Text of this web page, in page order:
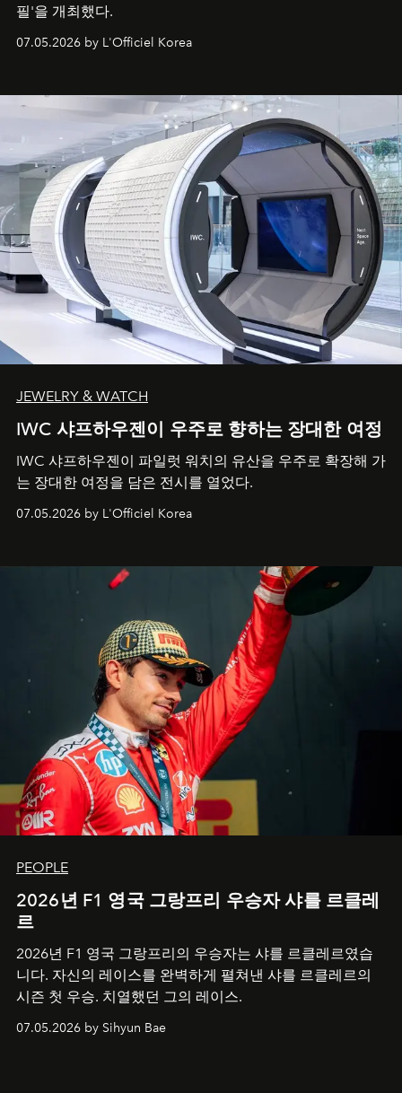
필'을 개최했다.
07.05.2026 by L'Officiel Korea
JEWELRY & WATCH
IWC 샤프하우젠이 우주로 향하는 장대한 여정
IWC 샤프하우젠이 파일럿 워치의 유산을 우주로 확장해 가
는 장대한 여정을 담은 전시를 열었다.
07.05.2026 by L'Officiel Korea
PEOPLE
2026년 F1 영국 그랑프리 우승자 샤를 르클레
르
2026년 F1 영국 그랑프리의 우승자는 샤를 르클레르였습
니다. 자신의 레이스를 완벽하게 펼쳐낸 샤를 르클레르의
시즌 첫 우승. 치열했던 그의 레이스.
07.05.2026 by Sihyun Bae